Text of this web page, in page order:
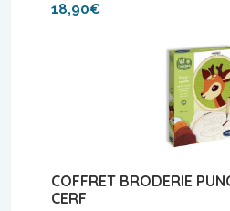
18,90€
COFFRET BRODERIE
CERF